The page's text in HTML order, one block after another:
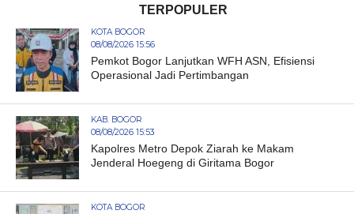
TERPOPULER
KOTA BOGOR
08/08/2026 15:56
Pemkot Bogor Lanjutkan WFH ASN, Efisiensi
Operasional Jadi Pertimbangan
KAB. BOGOR
08/08/2026 15:53
Kapolres Metro Depok Ziarah ke Makam
Jenderal Hoegeng di Giritama Bogor
KOTA BOGOR